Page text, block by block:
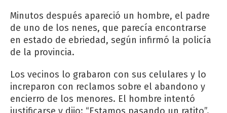
Minutos después apareció un hombre, el padre
de uno de los nenes, que parecía encontrarse
en estado de ebriedad, según infirmó la policía
de la provincia.
Los vecinos lo grabaron con sus celulares y lo
increparon con reclamos sobre el abandono y
encierro de los menores. El hombre intentó